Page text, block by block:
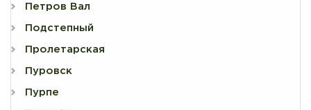
Петров Вал
Подстепный
Пролетарская
Пуровск
Пурпе